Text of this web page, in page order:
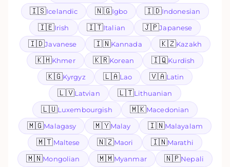
🇮🇸Icelandic 🇳🇬Igbo 🇮🇩Indonesian
🇮🇪Irish 🇮🇹Italian 🇯🇵Japanese
🇮🇩Javanese 🇮🇳Kannada 🇰🇿Kazakh
🇰🇭Khmer 🇰🇷Korean 🇮🇶Kurdish
🇰🇬Kyrgyz 🇱🇦Lao 🇻🇦Latin
🇱🇻Latvian 🇱🇹Lithuanian
🇱🇺Luxembourgish 🇲🇰Macedonian
🇲🇬Malagasy 🇲🇾Malay 🇮🇳Malayalam
🇲🇹Maltese 🇳🇿Maori 🇮🇳Marathi
🇲🇳Mongolian 🇲🇲Myanmar 🇳🇵Nepali